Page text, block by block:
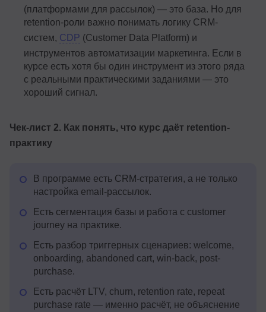
(платформами для рассылок) — это база. Но для
retention-роли важно понимать логику CRM-
систем, CDP (Customer Data Platform) и
инструментов автоматизации маркетинга. Если в
курсе есть хотя бы один инструмент из этого ряда
с реальными практическими заданиями — это
хороший сигнал.
Чек-лист 2. Как понять, что курс даёт retention-
практику
В программе есть CRM-стратегия, а не только
настройка email-рассылок.
Есть сегментация базы и работа с customer
journey на практике.
Есть разбор триггерных сценариев: welcome,
onboarding, abandoned cart, win-back, post-
purchase.
Есть расчёт LTV, churn, retention rate, repeat
purchase rate — именно расчёт, не объяснение